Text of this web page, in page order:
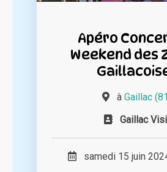
Apéro
Weekend des
à Gaillac
Gaillac
samedi 15 juin